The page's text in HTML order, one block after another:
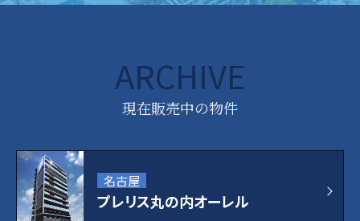
ARCHIVE
現在販売中の物件
名古屋
プレリス丸の内オーレル